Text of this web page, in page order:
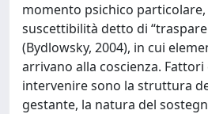
momento psichico
suscettibilità detto di
(Bydlowsky, 2004), in cui
arrivano alla coscienza.
intervenire sono la struttura
gestante, la natura del